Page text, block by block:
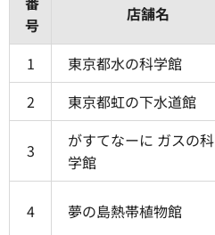
号
店舗名
1
東京都水の科学館
2
東京都虹の下水道館
3
がすてなーに ガスの科
学館
4 夢の島熱帯植物館